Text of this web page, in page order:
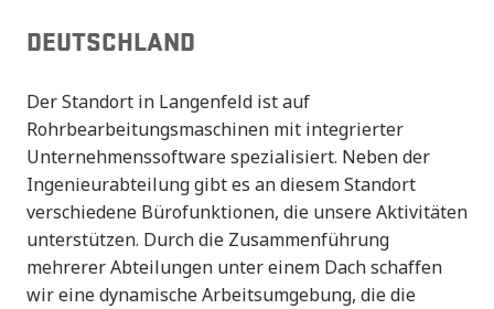
DEUTSCHLAND
Der Standort in Langenfeld ist auf
Rohrbearbeitungsmaschinen mit integrierter
Unternehmenssoftware spezialisiert. Neben der
Ingenieurabteilung gibt es an diesem Standort
verschiedene Bürofunktionen, die unsere Aktivitäten
unterstützen. Durch die Zusammenführung
mehrerer Abteilungen unter einem Dach schaffen
wir eine dynamische Arbeitsumgebung, die die